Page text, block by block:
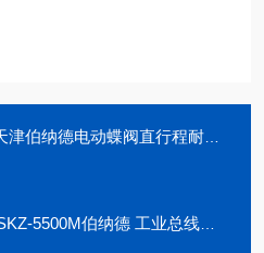
纳德电动蝶阀直行程耐压执行机构
伯纳德 工业总线型直行程风阀电动执行器